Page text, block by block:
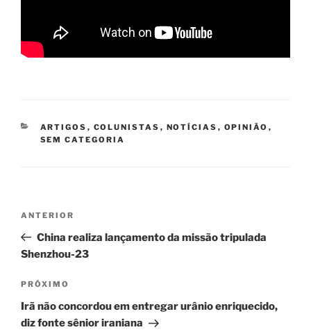
CATEGORIAS
ARTIGOS , COLUNISTAS , NOTÍCIAS , OPINIÃO ,
SEM CATEGORIA
Post
Post
anterior
ANTERIOR
China realiza lançamento da missão tripulada
Shenzhou-23
Próximo
post
PRÓXIMO
Irã não concordou em entregar urânio enriquecido,
diz fonte sênior iraniana